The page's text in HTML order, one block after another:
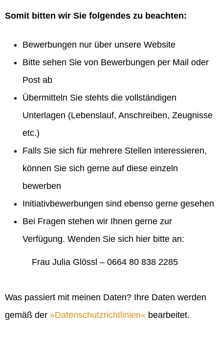
Somit bitten wir Sie folgendes zu beachten:
Bewerbungen nur über unsere Website
Bitte sehen Sie von Bewerbungen per Mail oder
Post ab
Übermitteln Sie stehts die vollständigen
Unterlagen (Lebenslauf, Anschreiben, Zeugnisse
etc.)
Falls Sie sich für mehrere Stellen interessieren,
können Sie sich gerne auf diese einzeln
bewerben
Initiativbewerbungen sind ebenso gerne gesehen
Bei Fragen stehen wir Ihnen gerne zur
Verfügung. Wenden Sie sich hier bitte an:
Frau Julia Glössl – 0664 80 838 2285
Was passiert mit meinen Daten? Ihre Daten werden
gemäß der
Datenschutzrichtlinien bearbeitet.